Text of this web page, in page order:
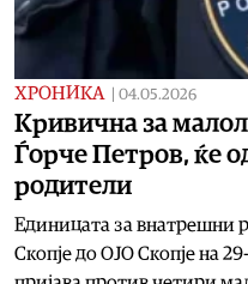
ХРОНИКА 04.05.2026
Кривична за
Ѓорче Петров, ќе
родители
Единицата за внатрешни
Скопје до ОЈО Скопје на